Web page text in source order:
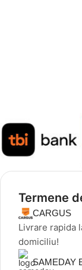
Termene
CARGUS
Livrare rapida
domiciliu!
SAMEDAY